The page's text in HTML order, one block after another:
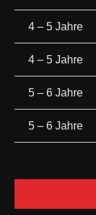
4 – 5 Jahre
4 – 5 Jahre
5 – 6 Jahre
5 – 6 Jahre